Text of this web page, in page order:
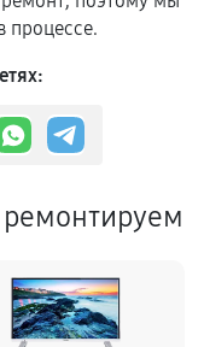
процессе.
ремонтируем